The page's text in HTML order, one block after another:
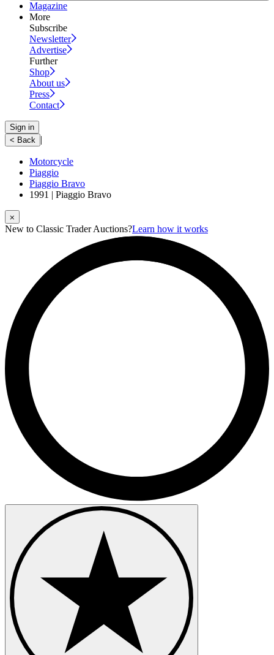
Magazine
More
Subscribe
Newsletter
Advertise
Further
Shop
About us
Press
Contact
Sign in
< Back |
Motorcycle
Piaggio
Piaggio Bravo
1991 | Piaggio Bravo
⨉
New to Classic Trader Auctions?Learn how it works